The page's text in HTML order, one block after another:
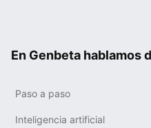
En Genbeta hablamos
Paso a paso
Inteligencia artificial